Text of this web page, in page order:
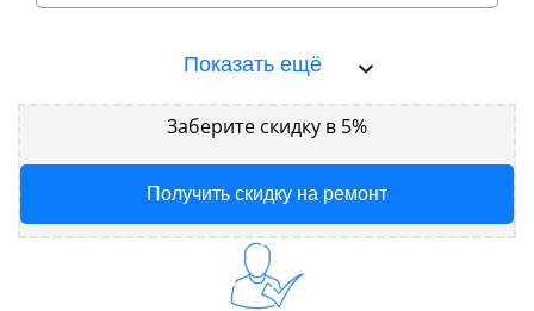
Показать ещё
Заберите скидку в 5%
Получить скидку на ремонт